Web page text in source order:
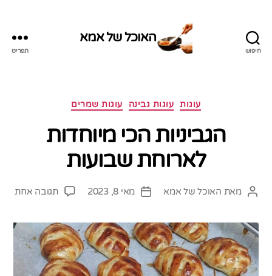
חיפוש
האוכל של אמא
תפריט
קטגוריות עוגות עוגות גבינה עוגות שמרים
הגביניות הכי מיוחדות
לארוחת שבועות
המחבר
מאת האוכל של אמא
תאריך
מאי 8, 2023 תגובה אחתעל